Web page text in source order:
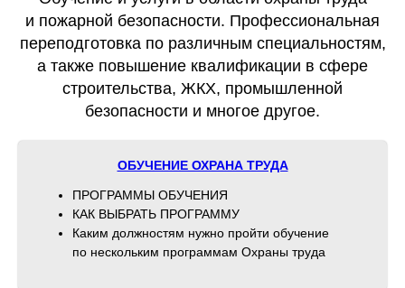
и пожарной безопасности. Профессиональная
переподготовка по различным специальностям,
а также повышение квалификации в сфере
строительства, ЖКХ, промышленной
безопасности и многое другое.
ОБУЧЕНИЕ ОХРАНА ТРУДА
ПРОГРАММЫ ОБУЧЕНИЯ
КАК ВЫБРАТЬ ПРОГРАММУ
Каким должностям нужно пройти обучение
по нескольким программам Охраны труда